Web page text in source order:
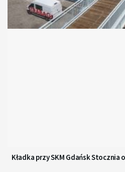
Kładka przy SKM Gdańsk